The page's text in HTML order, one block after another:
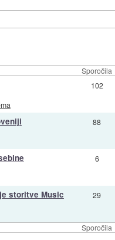
Sporočila
Sporočila
102
88
6
storitve Music 29